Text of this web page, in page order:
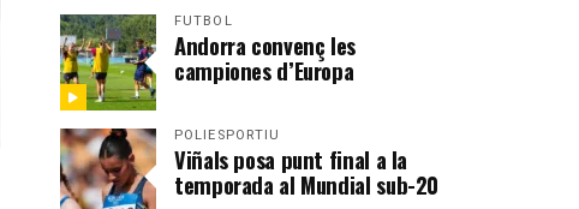
FUTBOL
Andorra convenç les
campiones d’Europa
POLIESPORTIU
Viñals posa punt final a la
temporada al Mundial sub-20